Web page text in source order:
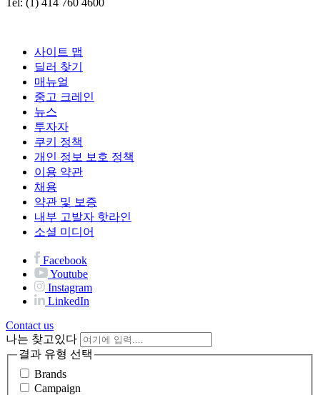
Tel: (1) 414 760 4600
사이트 맵
딜러 찾기
매뉴얼
중고 크레인
뉴스
투자자
쿠키 정책
개인 정보 보호 정책
이용 약관
채용
약관 및 보증
내부 고발자 핫라인
소셜 미디어
Facebook
Youtube
Instagram
LinkedIn
Contact us
나는 찾고있다
결과 유형 선택
Brands
Campaign